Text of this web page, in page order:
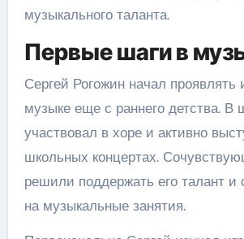
музыкального таланта.
Первые шаги в
Сергей Рогожин начал проявлять
музыке еще с раннего детства. В
участвовал в хоре и активно
школьных концертах.
решили поддержать его талант и
на музыкальные занятия.